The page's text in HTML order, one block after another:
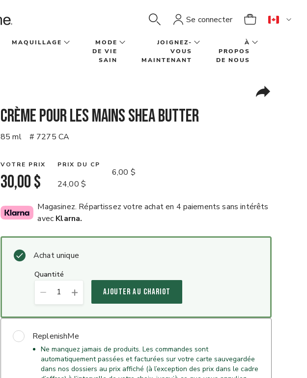
Se connecter
MAQUILLAGE
MODE
DE VIE
SAIN
JOIGNEZ-
VOUS
MAINTENANT
À
PROPOS
DE NOUS
Crème pour les mains Shea Butter
85 ml # 7275 CA
VOTRE PRIX
30,00 $
PRIX DU CP
24,00 $
6,00 $
Magasinez. Répartissez votre achat en 4 paiements sans intérêts
avec Klarna.
Achat unique
quantité
1 AJOUTER AU CHARIOT
ReplenishMe
Ne manquez jamais de produits. Les commandes sont
automatiquement passées et facturées sur votre carte sauvegardée
dans nos dossiers au prix affiché (à l’exception des prix dans le cadre